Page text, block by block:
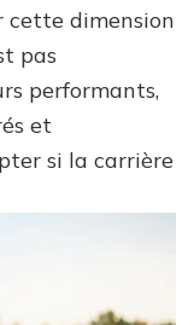
cette dimension
pas
performants,
et
si la carrière